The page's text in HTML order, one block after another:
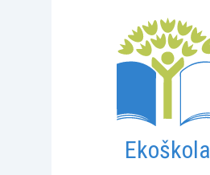
Ekoškola